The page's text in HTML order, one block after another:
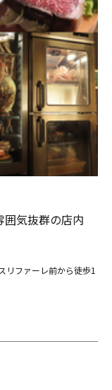
囲気抜群の店内
リファーレ前から徒歩1